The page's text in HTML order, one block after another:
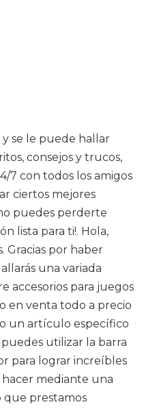
se le puede hallar
consejos y trucos,
7 con todos los amigos
ciertos mejores
puedes perderte
lista para ti!. Hola,
Gracias por haber
una variada
accesorios para juegos
en venta todo a precio
un artículo específico
utilizar la barra
para lograr increíbles
hacer mediante una
que prestamos